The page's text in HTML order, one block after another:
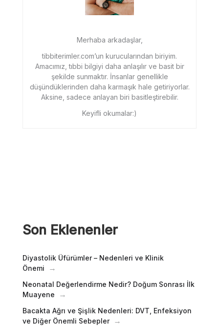
Merhaba arkadaşlar,
tibbiterimler.com’un kurucularından biriyim.
Amacımız, tıbbi bilgiyi daha anlaşılır ve basit bir
şekilde sunmaktır. İnsanlar genellikle
düşündüklerinden daha karmaşık hale getiriyorlar.
Aksine, sadece anlayan biri basitleştirebilir.
Keyifli okumalar:)
Son Eklenenler
Diyastolik Üfürümler – Nedenleri ve Klinik
Önemi
Neonatal Değerlendirme Nedir? Doğum Sonrası İlk
Muayene
Bacakta Ağrı ve Şişlik Nedenleri: DVT, Enfeksiyon
ve Diğer Önemli Sebepler